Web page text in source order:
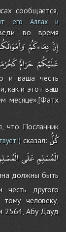
сообщается,
его Аллах и
во время
إِنَّ دِمَاءكَُمْ
عَلَيْكُمْ حَرَامٌ
и ваша честь
как и этот ваш
месяце».[Фатх
что Посланник
сказал: كُلُّ
الْمُسْلِمِعَلَى
должны быть
честь другого
человеку,
2564, Абу Дауд